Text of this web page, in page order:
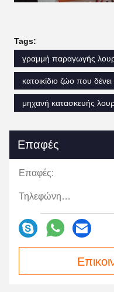
Tags:
γραμμή παραγωγής
κατοικίδιο ζώο που
μηχανή κατασκευής
Επαφές
Επαφές:
Τηλεφώνημα: